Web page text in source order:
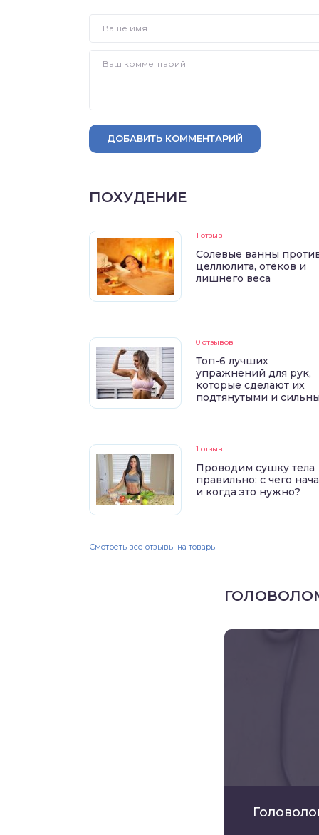
ДОБАВИТЬ КОММЕНТАРИЙ
ПОХУДЕНИЕ
1 отзыв
Солевые ванны
целлюлита, отёков и
лишнего веса
0 отзывов
Топ-6 лучших
упражнений для рук,
которые сделают их
подтянутыми и
1 отзыв
Проводим сушку тела
правильно: с чего
и когда это нужно?
Смотреть все отзывы на товары